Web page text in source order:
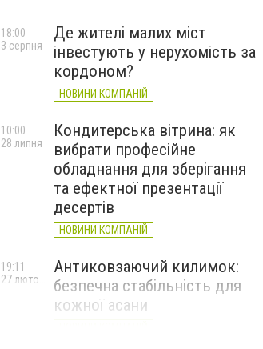
Де жителі малих міст
інвестують у нерухомість за
кордоном?
НОВИНИ КОМПАНІЙ
18:00
3 серпня
Кондитерська вітрина: як
вибрати професійне
обладнання для зберігання
та ефектної презентації
десертів
НОВИНИ КОМПАНІЙ
10:00
28 липня
Антиковзаючий килимок:
безпечна стабільність для
кожної асани
19:11